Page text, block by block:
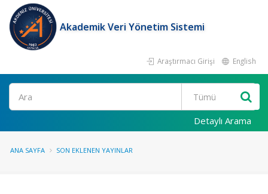
Akademik Veri Yönetim Sistemi
Araştırmacı Girişi English
Ara
Detaylı Arama
ANA SAYFA SON EKLENEN YAYINLAR